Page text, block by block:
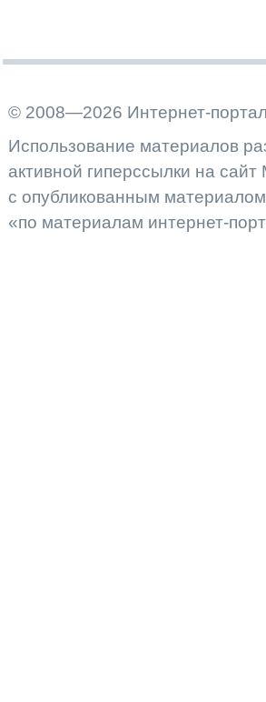
© 2008—2026 Интернет-
Использование материалов
активной гиперссылки на сайт
с опубликованным
«по материалам интернет-